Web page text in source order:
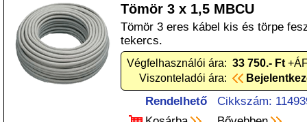
Tömör 3 x 1,5 MBCU
Tömör 3 eres kábel kis és törpe
tekercs.
Végfelhasználói ára: 33 750.- Ft
Viszonteladói ára:
Rendelhető
Cikkszám: